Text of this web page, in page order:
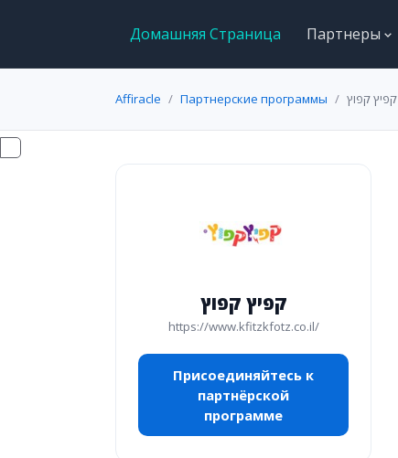
Домашняя Страница Партнеры
Affiracle Партнерские программы קפיץ קפוץ
קפיץ קפוץ
https://www.kfitzkfotz.co.il/
Присоединяйтесь к
партнёрской
программе